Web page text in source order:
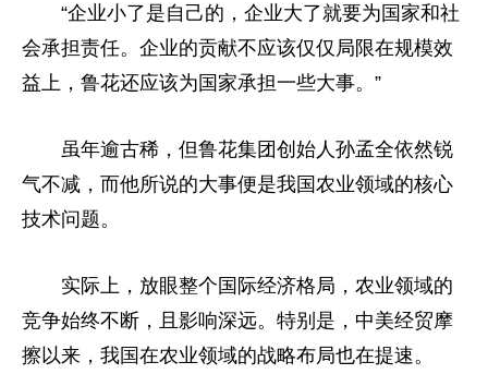
“企业小了是自己的，企业大了就要为国家和社
会承担责任。企业的贡献不应该仅仅局限在规模效
益上，鲁花还应该为国家承担一些大事。”
虽年逾古稀，但鲁花集团创始人孙孟全依然锐
气不减，而他所说的大事便是我国农业领域的核心
技术问题。
实际上，放眼整个国际经济格局，农业领域的
竞争始终不断，且影响深远。特别是，中美经贸摩
擦以来，我国在农业领域的战略布局也在提速。